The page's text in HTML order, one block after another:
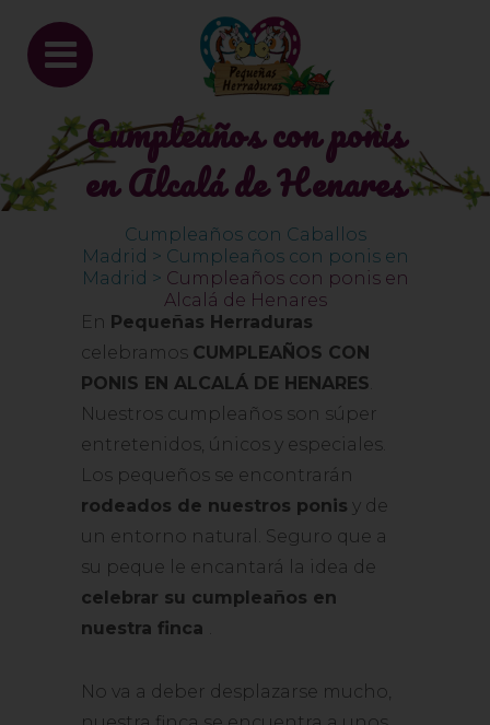
Cumpleaños con ponis
en Alcalá de Henares
Cumpleaños con Caballos
Madrid > Cumpleaños con ponis en
Madrid > Cumpleaños con ponis en
Alcalá de Henares
En Pequeñas Herraduras
celebramos CUMPLEAÑOS CON
PONIS EN ALCALÁ DE HENARES
Nuestros cumpleaños son súper
entretenidos, únicos y especiales.
Los pequeños se encontrarán
rodeados de nuestros ponis y de
un entorno natural. Seguro que a
su peque le encantará la idea de
celebrar su cumpleaños en
nuestra finca
No va a deber desplazarse mucho,